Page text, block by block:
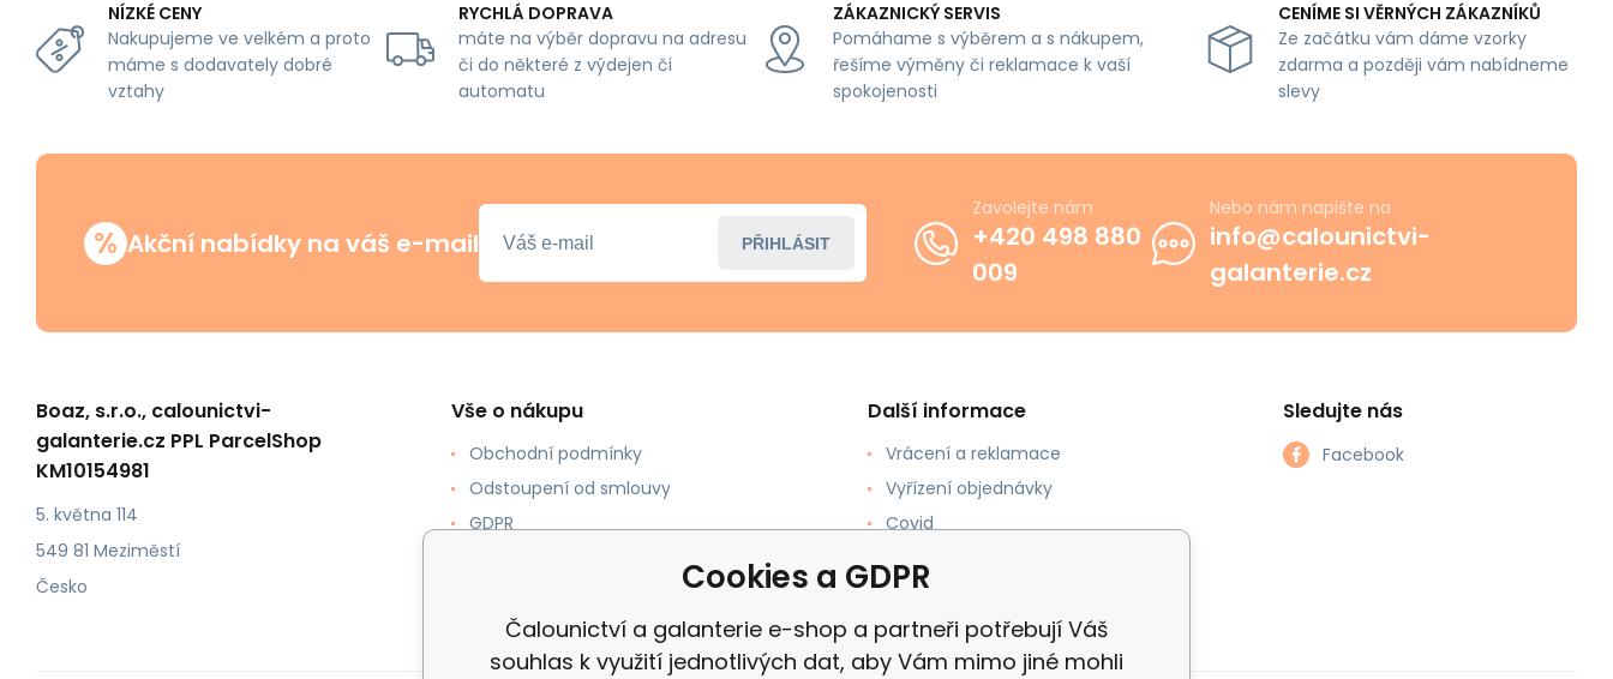
NÍZKÉ CENY
Nakupujeme ve velkém a proto
máme s dodavately dobré
vztahy
RYCHLÁ DOPRAVA
máte na výběr dopravu na adresu
či do některé z výdejen či
automatu
ZÁKAZNICKÝ SERVIS
Pomáhame s výběrem a s nákupem,
řešíme výměny či reklamace k vaší
spokojenosti
CENÍME SI VĚRNÝCH ZÁKAZNÍKŮ
Ze začátku vám dáme vzorky
zdarma a později vám nabídneme
slevy
% Akční nabídky na váš e-mail PŘIHLÁSIT
Zavolejte nám
+420 498 880
009
Nebo nám napište na
info@calounictvi-
galanterie.cz
Boaz, s.r.o., calounictvi-
galanterie.cz PPL ParcelShop
KM10154981
5. května 114
549 81 Meziměstí
Česko
Vše o nákupu
Obchodní podmínky
Odstoupení od smlouvy
GDPR
Další informace
Vrácení a reklamace
Vyřízení objednávky
Covid
Sledujte nás
Facebook
Cookies a GDPR
Čalounictví a galanterie e-shop a partneři potřebují Váš
souhlas k využití jednotlivých dat, aby Vám mimo jiné mohli